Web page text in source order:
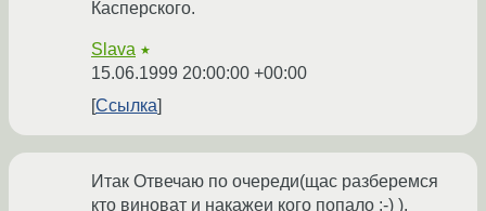
Касперского.
Slava ★
15.06.1999 20:00:00 +00:00
Ссылка
Итак Отвечаю по очереди(щас разберемся
кто виноват и накажеи кого попало :-) ).